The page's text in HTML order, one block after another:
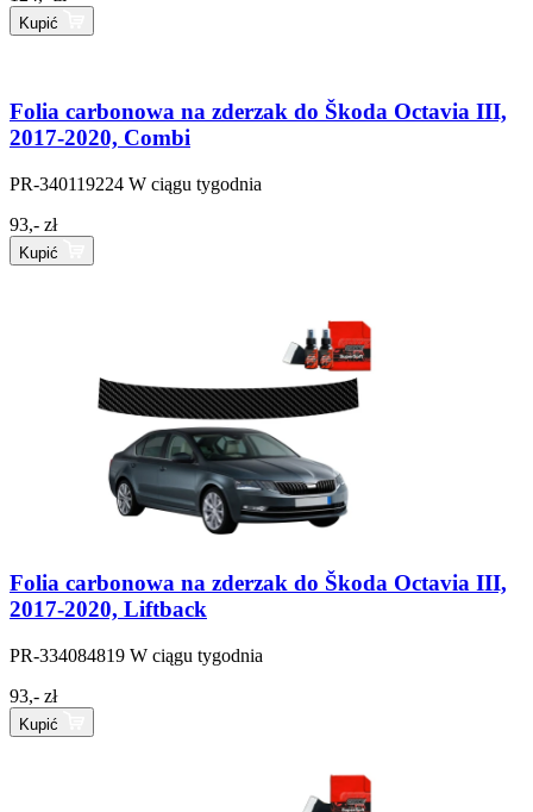
Kupić
Folia carbonowa na zderzak do Škoda Octavia III,
2017-2020, Combi
PR-340119224 W ciągu tygodnia
93,- zł
Kupić
Folia carbonowa na zderzak do Škoda Octavia III,
2017-2020, Liftback
PR-334084819 W ciągu tygodnia
93,- zł
Kupić